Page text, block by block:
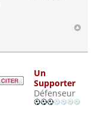
Un
Supporter
Défenseur